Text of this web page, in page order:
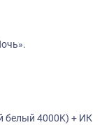
белый 4000K) + ИК